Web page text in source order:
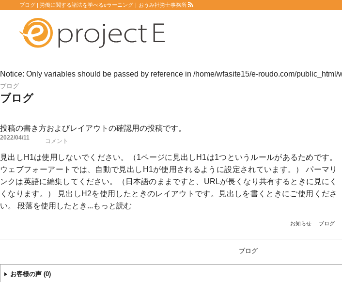
ブログ | 労働に関する諸法を学べるeラーニング｜おうみ社労士事務所
Notice: Only variables should be passed by reference in /home/wfasite15/e-roudo.com/
ブログ
ブログ
投稿の書き方およびレイアウトの確認用の投稿です。
2022/04/11 コメント
見出しH1は使用しないでください。（1ページに見出しH1は1つというルールがあるためです。
ウェブフォーアートでは、自動で見出しH1が使用されるように設定されています。） パーマリ
ンクは英語に編集してください。（日本語のままですと、URLが長くなり共有するときに見にく
くなります。） 見出しH2を使用したときのレイアウトです。見出しを書くときにご使用くださ
い。 段落を使用したとき... もっと読む
お知らせ ブログ
ブログ
お客様の声 (0)